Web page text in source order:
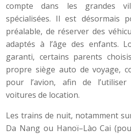
compte dans les grandes
spécialisées. Il est désormais
préalable, de réserver des
adaptés à l’âge des enfants.
garanti, certains parents
propre siège auto de voyage,
pour l’avion, afin de
voitures de location.
Les trains de nuit, notamment
Da Nang ou Hanoï–Lào Cai